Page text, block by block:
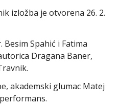
izložba je otvorena 26. 2.
Spahić i Fatima
Dragana Baner,
akademski glumac Matej